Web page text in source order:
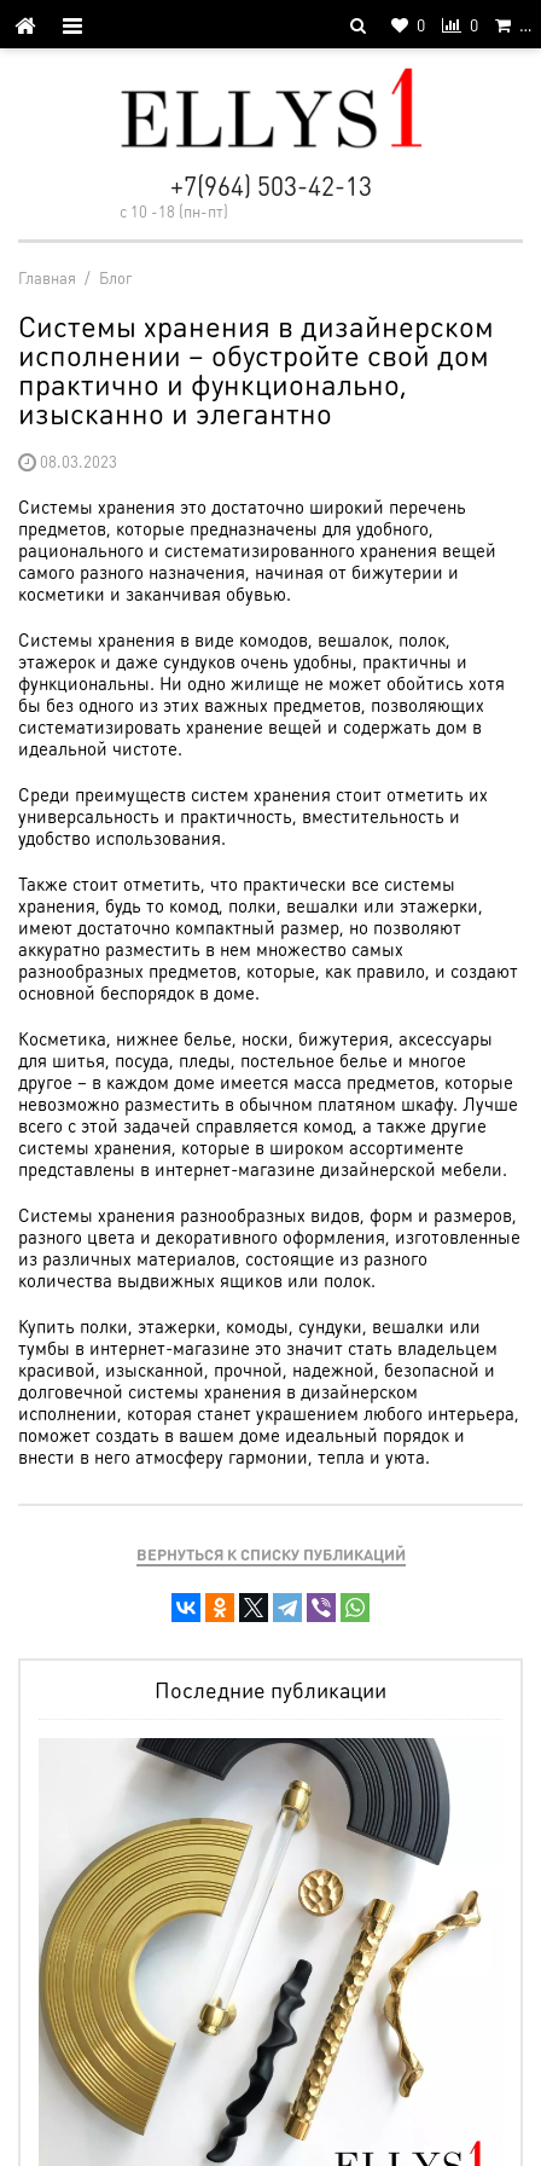
0 0 …
+7(964) 503-42-13
с 10 -18 (пн-пт)
Главная / Блог
Системы хранения в дизайнерском
исполнении – обустройте свой дом
практично и функционально,
изысканно и элегантно
08.03.2023
Системы хранения это достаточно широкий перечень
предметов, которые предназначены для удобного,
рационального и систематизированного хранения вещей
самого разного назначения, начиная от бижутерии и
косметики и заканчивая обувью.
Системы хранения в виде комодов, вешалок, полок,
этажерок и даже сундуков очень удобны, практичны и
функциональны. Ни одно жилище не может обойтись хотя
бы без одного из этих важных предметов, позволяющих
систематизировать хранение вещей и содержать дом в
идеальной чистоте.
Среди преимуществ систем хранения стоит отметить их
универсальность и практичность, вместительность и
удобство использования.
Также стоит отметить, что практически все системы
хранения, будь то комод, полки, вешалки или этажерки,
имеют достаточно компактный размер, но позволяют
аккуратно разместить в нем множество самых
разнообразных предметов, которые, как правило, и создают
основной беспорядок в доме.
Косметика, нижнее белье, носки, бижутерия, аксессуары
для шитья, посуда, пледы, постельное белье и многое
другое – в каждом доме имеется масса предметов, которые
невозможно разместить в обычном платяном шкафу. Лучше
всего с этой задачей справляется комод, а также другие
системы хранения, которые в широком ассортименте
представлены в интернет-магазине дизайнерской мебели.
Системы хранения разнообразных видов, форм и размеров,
разного цвета и декоративного оформления, изготовленные
из различных материалов, состоящие из разного
количества выдвижных ящиков или полок.
Купить полки, этажерки, комоды, сундуки, вешалки или
тумбы в интернет-магазине это значит стать владельцем
красивой, изысканной, прочной, надежной, безопасной и
долговечной системы хранения в дизайнерском
исполнении, которая станет украшением любого интерьера,
поможет создать в вашем доме идеальный порядок и
внести в него атмосферу гармонии, тепла и уюта.
ВЕРНУТЬСЯ К СПИСКУ ПУБЛИКАЦИЙ
Последние публикации